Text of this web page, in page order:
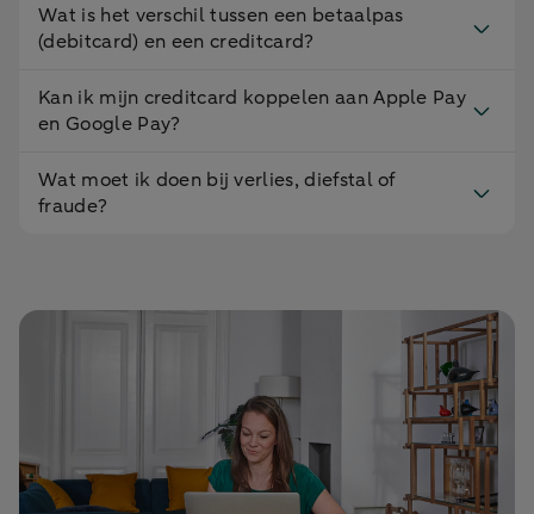
Wat is het verschil tussen een betaalpas
(debitcard) en een creditcard?
Kan ik mijn creditcard koppelen aan Apple Pay
en Google Pay?
Wat moet ik doen bij verlies, diefstal of
fraude?